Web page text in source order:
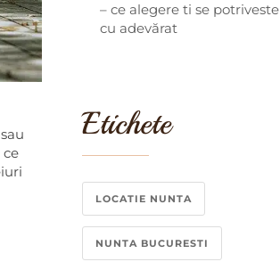
ce
– ce alegere ti se potriveste
cu adevărat
Etichete
LOCATIE NUNTA
NUNTA BUCURESTI